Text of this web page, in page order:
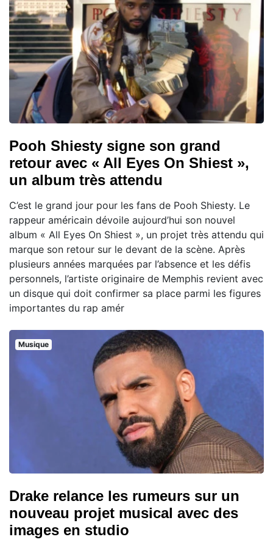
Pooh Shiesty signe son grand
retour avec « All Eyes On Shiest »,
un album très attendu
C’est le grand jour pour les fans de Pooh Shiesty. Le
rappeur américain dévoile aujourd’hui son nouvel
album « All Eyes On Shiest », un projet très attendu qui
marque son retour sur le devant de la scène. Après
plusieurs années marquées par l’absence et les défis
personnels, l’artiste originaire de Memphis revient avec
un disque qui doit confirmer sa place parmi les figures
importantes du rap amér
Musique
Drake relance les rumeurs sur un
nouveau projet musical avec des
images en studio